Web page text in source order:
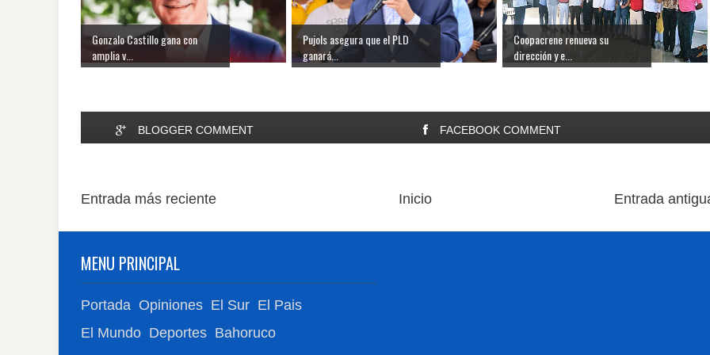
Gonzalo Castillo gana con
amplia v...
Pujols asegura que el PLD
ganará...
Coopacrene renueva su
dirección y e...
BLOGGER COMMENT FACEBOOK COMMENT
Entrada más reciente Entrada
Inicio
MENU PRINCIPAL
Portada Opiniones El Sur El Pais
El Mundo Deportes Bahoruco